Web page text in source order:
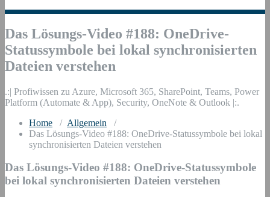
Das Lösungs-Video #188: OneDrive-
Statussymbole bei lokal synchronisierten
Dateien verstehen
.:| Profiwissen zu Azure, Microsoft 365, SharePoint, Teams, Power
Platform (Automate & App), Security, OneNote & Outlook |:.
Home / Allgemein /
Das Lösungs-Video #188: OneDrive-Statussymbole bei lokal
synchronisierten Dateien verstehen
Das Lösungs-Video #188: OneDrive-Statussymbole
bei lokal synchronisierten Dateien verstehen